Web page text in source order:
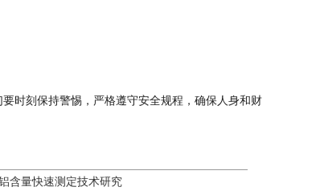
时刻保持警惕，严格遵守安全规程，确保人身和财
含量快速测定技术研究